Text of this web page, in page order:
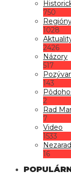
750
1028
2426
Názory
517
143
2
Rad
7
Video
1533
16